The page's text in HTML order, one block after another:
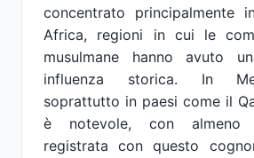
concentrato principalmente
Africa, regioni in cui le
musulmane hanno avuto
influenza storica. In
soprattutto in paesi come il
è notevole, con almeno
registrata con questo